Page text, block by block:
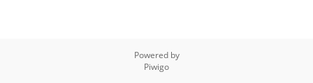
Powered by
Piwigo